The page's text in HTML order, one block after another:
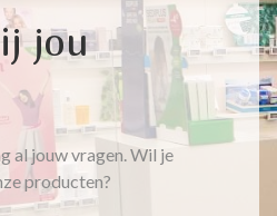
jou
al jouw vragen. Wil je
producten?